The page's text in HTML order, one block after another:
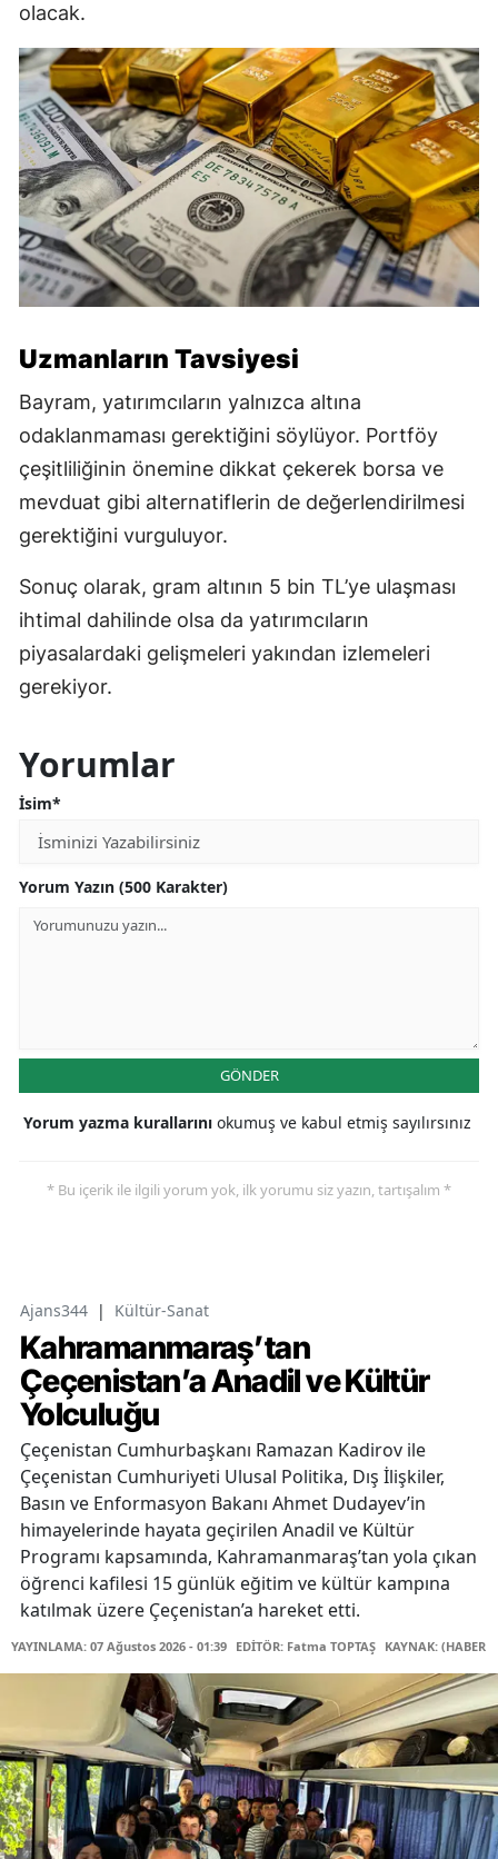
olacak.
Uzmanların Tavsiyesi
Bayram, yatırımcıların yalnızca altına
odaklanmaması gerektiğini söylüyor. Portföy
çeşitliliğinin önemine dikkat çekerek borsa ve
mevduat gibi alternatiflerin de değerlendirilmesi
gerektiğini vurguluyor.
Sonuç olarak, gram altının 5 bin TL’ye ulaşması
ihtimal dahilinde olsa da yatırımcıların
piyasalardaki gelişmeleri yakından izlemeleri
gerekiyor.
Yorumlar
İsim*
Yorum Yazın (500 Karakter)
GÖNDER
Yorum yazma kurallarını okumuş ve kabul etmiş sayılırsınız
* Bu içerik ile ilgili yorum yok, ilk yorumu siz yazın, tartışalım *
Ajans344 | Kültür-Sanat
Kahramanmaraş’tan
Çeçenistan’a Anadil ve Kültür
Yolculuğu
Çeçenistan Cumhurbaşkanı Ramazan Kadirov ile
Çeçenistan Cumhuriyeti Ulusal Politika, Dış İlişkiler,
Basın ve Enformasyon Bakanı Ahmet Dudayev’in
himayelerinde hayata geçirilen Anadil ve Kültür
Programı kapsamında, Kahramanmaraş’tan yola çıkan
öğrenci kafilesi 15 günlük eğitim ve kültür kampına
katılmak üzere Çeçenistan’a hareket etti.
YAYINLAMA: 07 Ağustos 2026 - 01:39 EDİTÖR: Fatma TOPTAŞ KAYNAK: (HABER